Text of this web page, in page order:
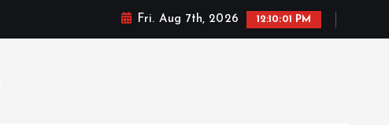
Fri. Aug 7th, 2026 12:10:01 PM